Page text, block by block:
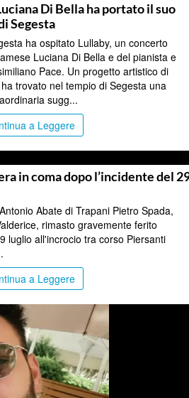
Di Bella ha portato il suo
Segesta
ha ospitato Lullaby, un concerto
Luciana Di Bella e del pianista e
Pace. Un progetto artistico di
trovato nel tempio di Segesta una
sugg...
a Leggere
in coma dopo l’incidente del
Abate di Trapani Pietro Spada,
rimasto gravemente ferito
luglio all'incrocio tra corso Piersanti
a Leggere